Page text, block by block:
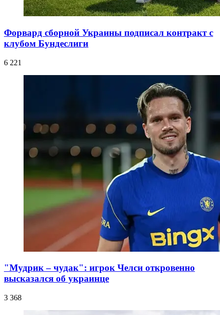
Форвард сборной Украины подписал контракт с
клубом Бундеслиги
6 221
"Мудрик – чудак": игрок Челси откровенно
высказался об украинце
3 368